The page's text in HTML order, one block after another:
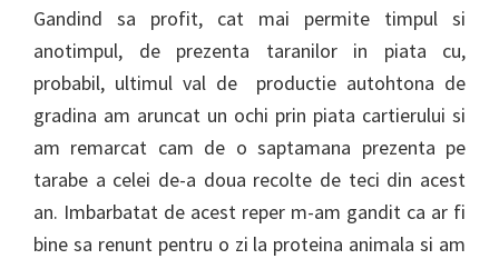
Gandind sa profit, cat mai permite timpul si
anotimpul, de prezenta taranilor in piata cu,
probabil, ultimul val de productie autohtona de
gradina am aruncat un ochi prin piata cartierului si
am remarcat cam de o saptamana prezenta pe
tarabe a celei de-a doua recolte de teci din acest
an. Imbarbatat de acest reper m-am gandit ca ar fi
bine sa renunt pentru o zi la proteina animala si am